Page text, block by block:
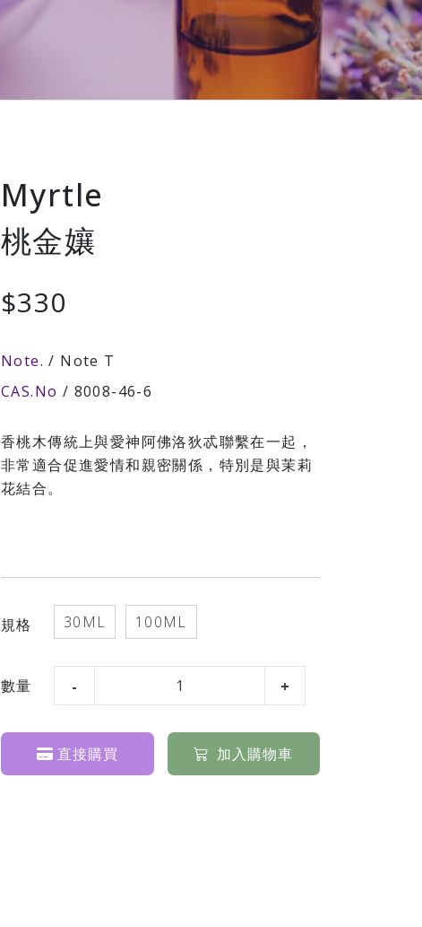
Myrtle
桃金孃
$330
Note. / Note T
CAS.No / 8008-46-6
香桃木傳統上與愛神阿佛洛狄忒聯繫在一起，
非常適合促進愛情和親密關係，特別是與茉莉
花結合。
規格 30ML 100ML
數量
直接購買 加入購物車